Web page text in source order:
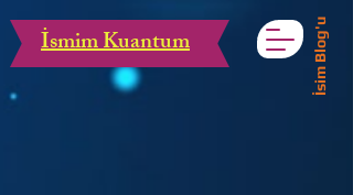
İsmim Kuantum İsim Blog'u